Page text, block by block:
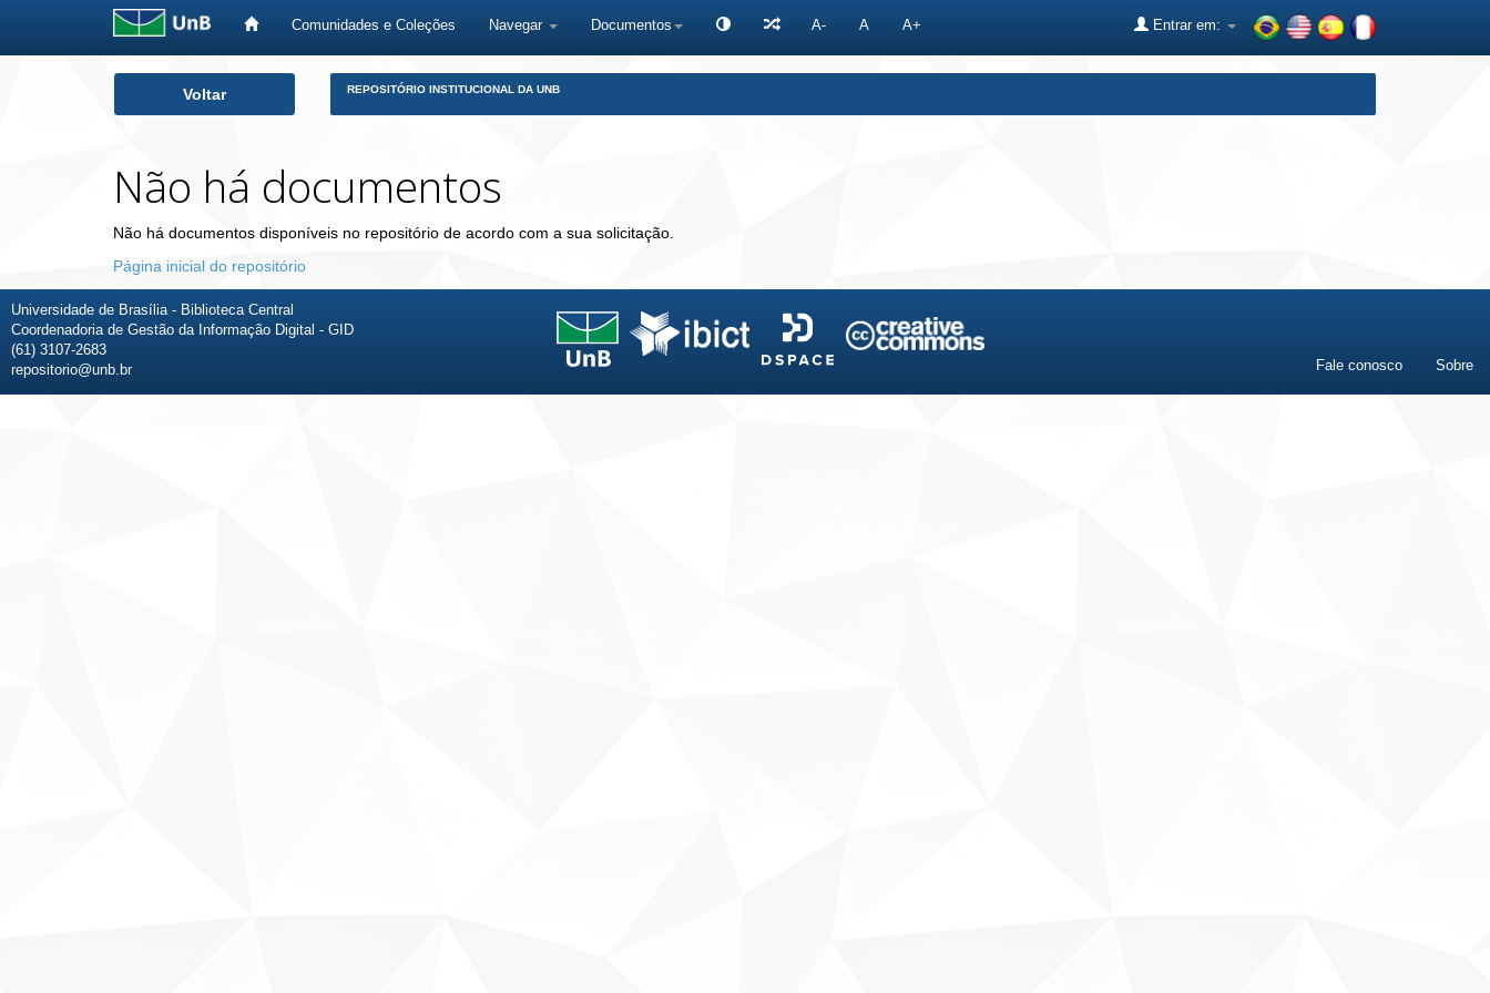
Comunidades e Coleções Navegar Documentos A- A A+ Entrar em:
Voltar REPOSITÓRIO INSTITUCIONAL DA UNB
Não há documentos
Não há documentos disponíveis no repositório de acordo com a sua solicitação.
Página inicial do repositório
Universidade de Brasília - Biblioteca Central
Coordenadoria de Gestão da Informação Digital - GID
(61) 3107-2683
repositorio@unb.br
Fale conosco Sobre